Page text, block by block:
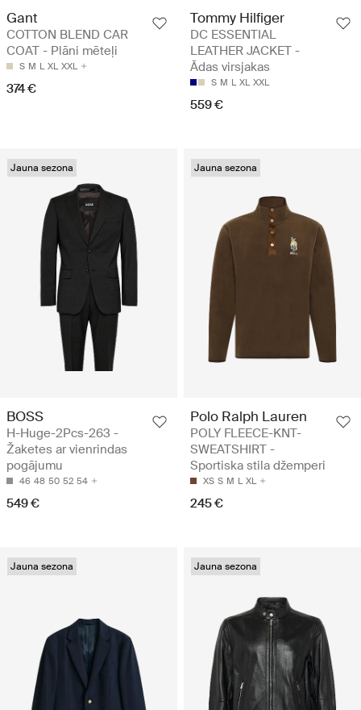
Gant
COTTON BLEND CAR
COAT - Plāni mēteļi
S M L XL XXL
374 €
Tommy Hilfiger
DC ESSENTIAL
LEATHER JACKET -
Ādas virsjakas
S M L XL XXL
559 €
Jauna sezona
BOSS
H-Huge-2Pcs-263 -
Žaketes ar vienrindas
pogājumu
46 48 50 52 54
549 €
Jauna sezona
Polo Ralph Lauren
POLY FLEECE-KNT-
SWEATSHIRT -
Sportiska stila džemperi
XS S M L XL
245 €
Jauna sezona Jauna sezona